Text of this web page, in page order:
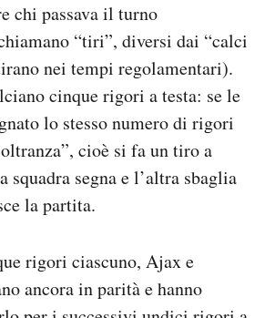
chi passava il turno
“tiri”, diversi dai “calci
nei tempi regolamentari).
cinque rigori a testa: se le
lo stesso numero di rigori
cioè si fa un tiro a
squadra segna e l’altra sbaglia
la partita.
rigori ciascuno, Ajax e
ancora in parità e hanno